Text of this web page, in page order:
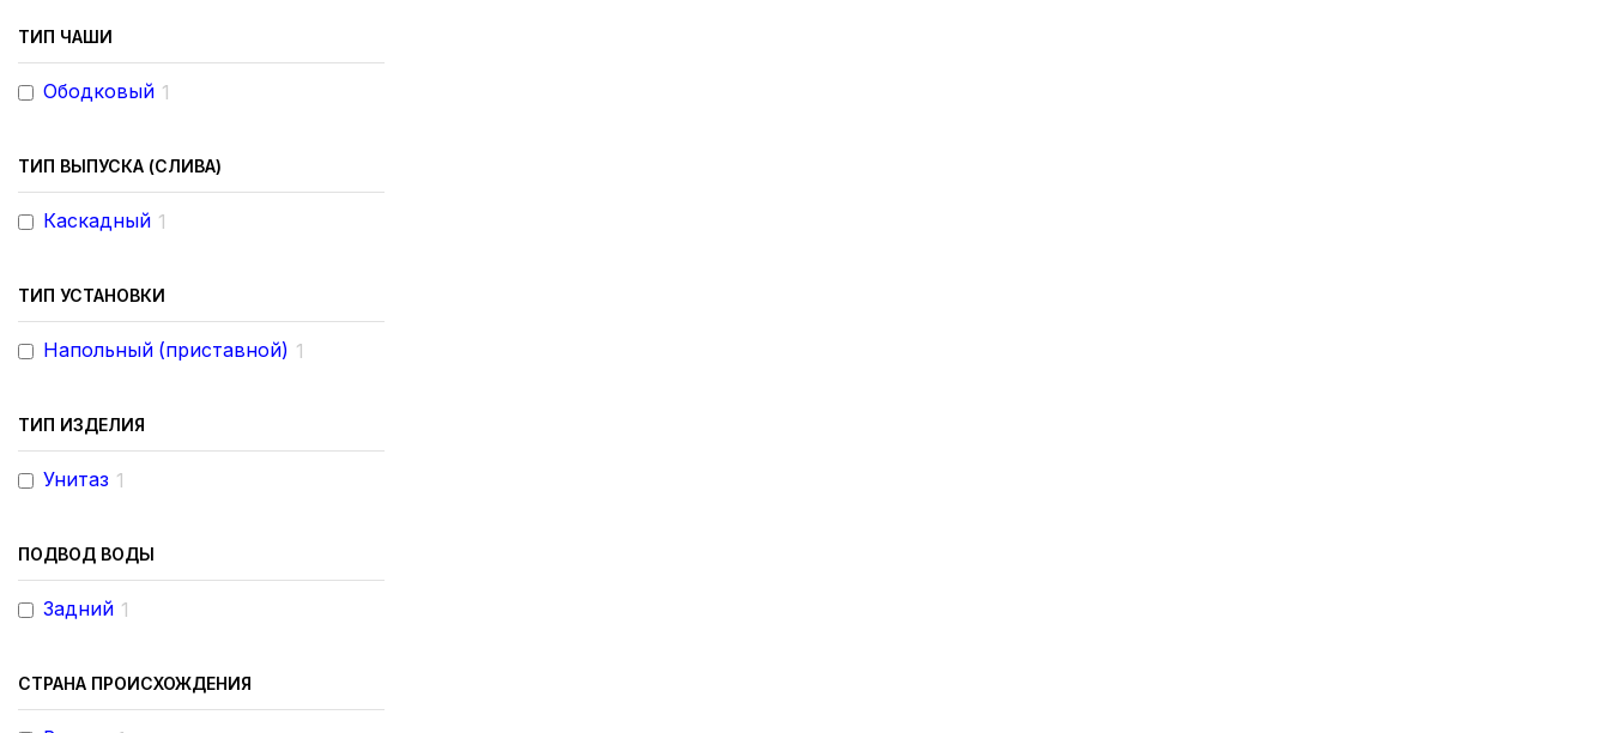
ТИП ЧАШИ
Ободковый 1
ТИП ВЫПУСКА (СЛИВА)
Каскадный 1
ТИП УСТАНОВКИ
Напольный (приставной) 1
ТИП ИЗДЕЛИЯ
Унитаз 1
ПОДВОД ВОДЫ
Задний 1
СТРАНА ПРОИСХОЖДЕНИЯ